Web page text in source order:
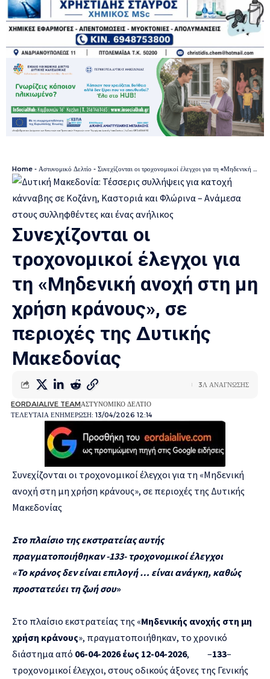
Home - Αστυνομικό Δελτίο - Συνεχίζονται οι τροχονομικοί έλεγχοι για τη «Μηδενική ανοχή στη μη χρήση κράνους», σε περιοχές της Δυτικής Μακεδονίας
Συνεχίζονται οι
τροχονομικοί έλεγχοι για
τη «Μηδενική ανοχή στη μη
χρήση κράνους», σε
περιοχές της Δυτικής
Μακεδονίας
ΤΕΛΕΥΤΑΙΑ ΕΝΗΜΕΡΩΣΗ: 13/04/2026 12:14
EORDAIALIVE TEAMΑΣΤΥΝΟΜΙΚΟ ΔΕΛΤΙΟ
3Λ ΑΝΑΓΝΩΣΗΣ
Συνεχίζονται οι τροχονομικοί έλεγχοι για τη «Μηδενική
ανοχή στη μη χρήση κράνους», σε περιοχές της Δυτικής
Μακεδονίας
Στο πλαίσιο της εκστρατείας αυτής
πραγματοποιήθηκαν -133- τροχονομικοί έλεγχοι
«Toκράνος δεν είναι επιλογή … είναι ανάγκη, καθώς
προστατεύει τη ζωή σου»
Στο πλαίσιο εκστρατείας της «Μηδενικής ανοχής στη μη
χρήση κράνους», πραγματοποιήθηκαν, το χρονικό
διάστημα από 06-04-2026 έως 12-04-2026, –133–
τροχονομικοί έλεγχοι, στους οδικούς άξονες της Γενικής